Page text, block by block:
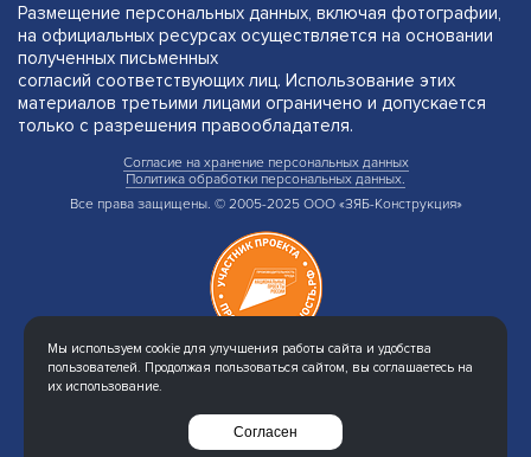
Размещение персональных данных, включая фотографии,
на официальных ресурсах осуществляется на основании
полученных письменных
согласий соответствующих лиц. Использование этих
материалов третьими лицами ограничено и допускается
только с разрешения правообладателя.
Согласие на хранение персональных данных
Политика обработки персональных данных.
Все права защищены. © 2005-2025 ООО «ЗЯБ-Конструкция»
Создание сайта
Интернет-студия LELI
Мы используем cookie для улучшения работы сайта и удобства
пользователей. Продолжая пользоваться сайтом, вы соглашаетесь на
их использование.
Согласен